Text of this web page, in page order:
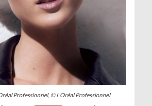
Professionnel, © L’Oréal Professionnel